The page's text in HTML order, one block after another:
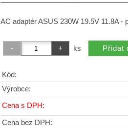
AC adaptér ASUS 230W 19.5V 11.8A
ks
Kód:
Výrobce:
Cena s DPH:
Cena bez DPH: